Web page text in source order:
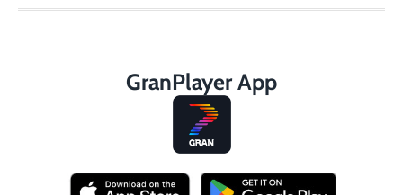
GranPlayer App